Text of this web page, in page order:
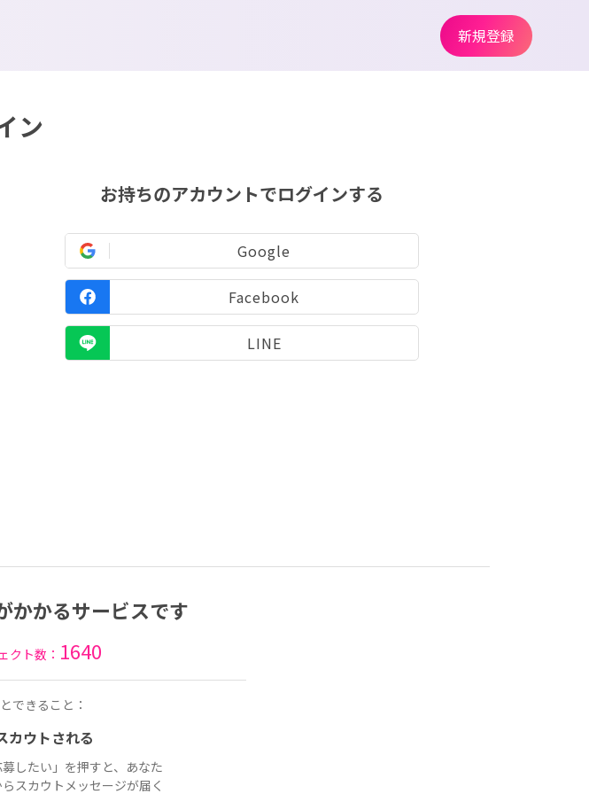
ン
お持ちのアカウントでログインする
Google
Facebook
LINE
かかるサービスです
クト数： 1640
できること：
カウトされる
したい」を押すと、あなた
スカウトメッセージが届く
新規登録